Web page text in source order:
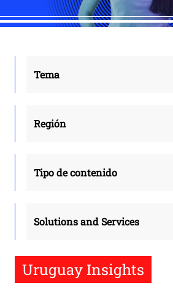
Tema
Región
Tipo de contenido
Solutions and Services
Uruguay Insights